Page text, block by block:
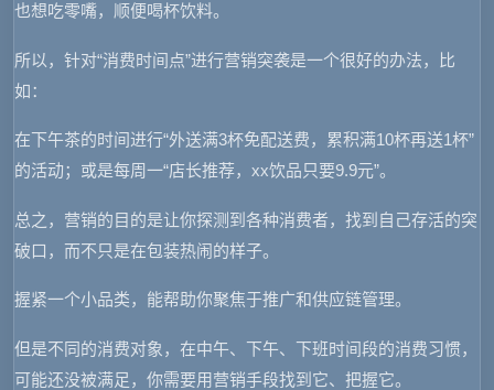
也想吃零嘴，顺便喝杯饮料。
所以，针对“消费时间点”进行营销突袭是一个很好的办法，比
如：
在下午茶的时间进行“外送满3杯免配送费，累积满10杯再送1杯”
的活动；或是每周一“店长推荐，xx饮品只要9.9元”。
总之，营销的目的是让你探测到各种消费者，找到自己存活的突
破口，而不只是在包装热闹的样子。
握紧一个小品类，能帮助你聚焦于推广和供应链管理。
但是不同的消费对象，在中午、下午、下班时间段的消费习惯，
可能还没被满足，你需要用营销手段找到它、把握它。